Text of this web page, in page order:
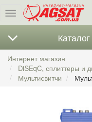
Меню
Интернет магазин
DiSEqC, сплиттеры и
Мультисвитчи